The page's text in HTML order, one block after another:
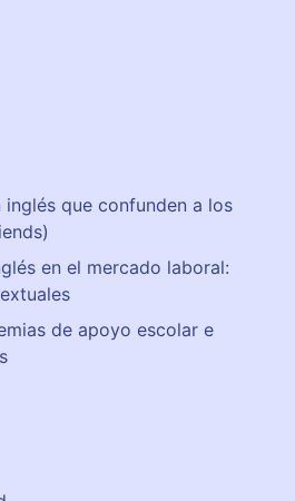
que confunden a los
en el mercado laboral:
de apoyo escolar e